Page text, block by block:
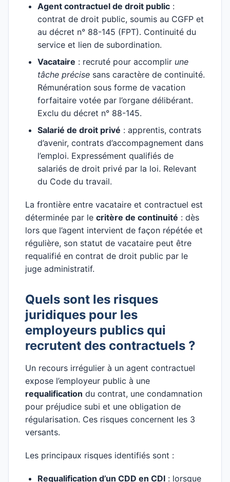
Agent contractuel de droit public :
contrat de droit public, soumis au CGFP et
au décret n° 88-145 (FPT). Continuité du
service et lien de subordination.
Vacataire : recruté pour accomplir une
tâche précise sans caractère de continuité.
Rémunération sous forme de vacation
forfaitaire votée par l’organe délibérant.
Exclu du décret n° 88-145.
Salarié de droit privé : apprentis, contrats
d’avenir, contrats d’accompagnement dans
l’emploi. Expressément qualifiés de
salariés de droit privé par la loi. Relevant
du Code du travail.
La frontière entre vacataire et contractuel est
déterminée par le critère de continuité : dès
lors que l’agent intervient de façon répétée et
régulière, son statut de vacataire peut être
requalifié en contrat de droit public par le
juge administratif.
Quels sont les risques
juridiques pour les
employeurs publics qui
recrutent des contractuels ?
Un recours irrégulier à un agent contractuel
expose l’employeur public à une
requalification du contrat, une condamnation
pour préjudice subi et une obligation de
régularisation. Ces risques concernent les 3
versants.
Les principaux risques identifiés sont :
Requalification d’un CDD en CDI : lorsque